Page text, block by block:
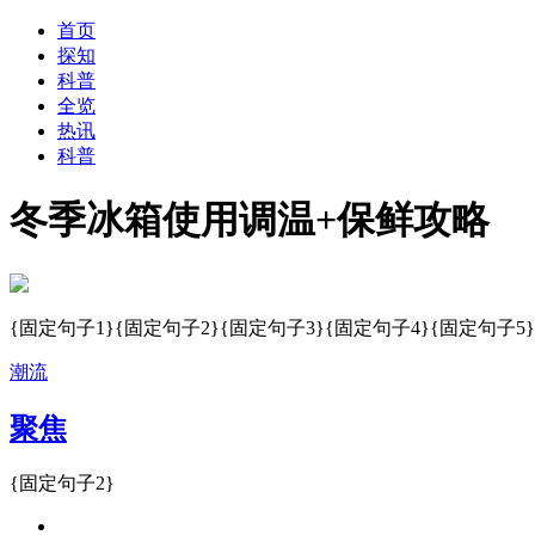
首页
探知
科普
全览
热讯
科普
冬季冰箱使用调温+保鲜攻略
{固定句子1}{固定句子2}{固定句子3}{固定句子4}{固定句子
潮流
聚焦
{固定句子2}